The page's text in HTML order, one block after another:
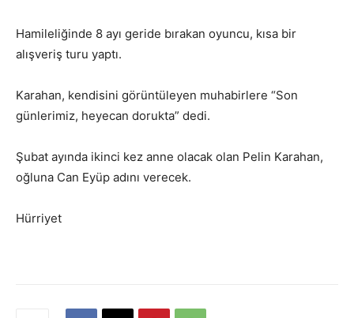
Hamileliğinde 8 ayı geride bırakan oyuncu, kısa bir
alışveriş turu yaptı.
Karahan, kendisini görüntüleyen muhabirlere “Son
günlerimiz, heyecan dorukta” dedi.
Şubat ayında ikinci kez anne olacak olan Pelin Karahan,
oğluna Can Eyüp adını verecek.
Hürriyet